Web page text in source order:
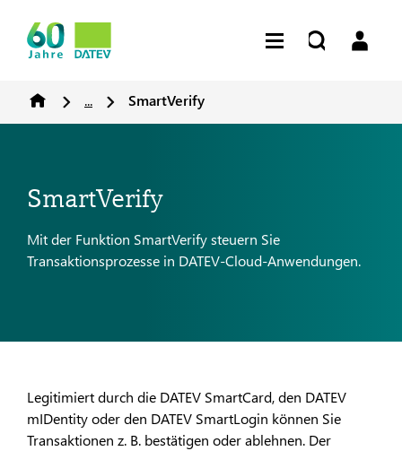
... SmartVerify
SmartVerify
Mit der Funktion SmartVerify steuern Sie
Transaktionsprozesse in DATEV-Cloud-Anwendungen.
Legitimiert durch die DATEV SmartCard, den DATEV
mIDentity oder den DATEV SmartLogin können Sie
Transaktionen z. B. bestätigen oder ablehnen. Der